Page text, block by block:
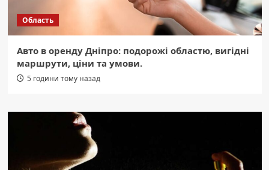
Область
Авто в оренду Дніпро: подорожі областю, вигідні
маршрути, ціни та умови.
5 години тому назад